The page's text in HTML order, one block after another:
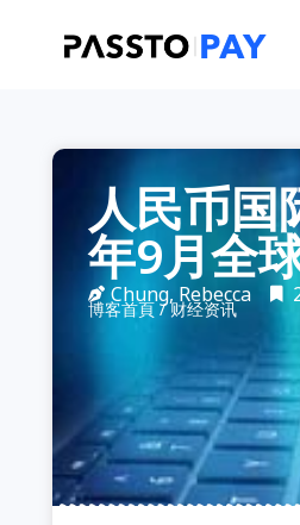
人民币国
年9月全
Chung, Rebecca
博客首頁/财经资讯